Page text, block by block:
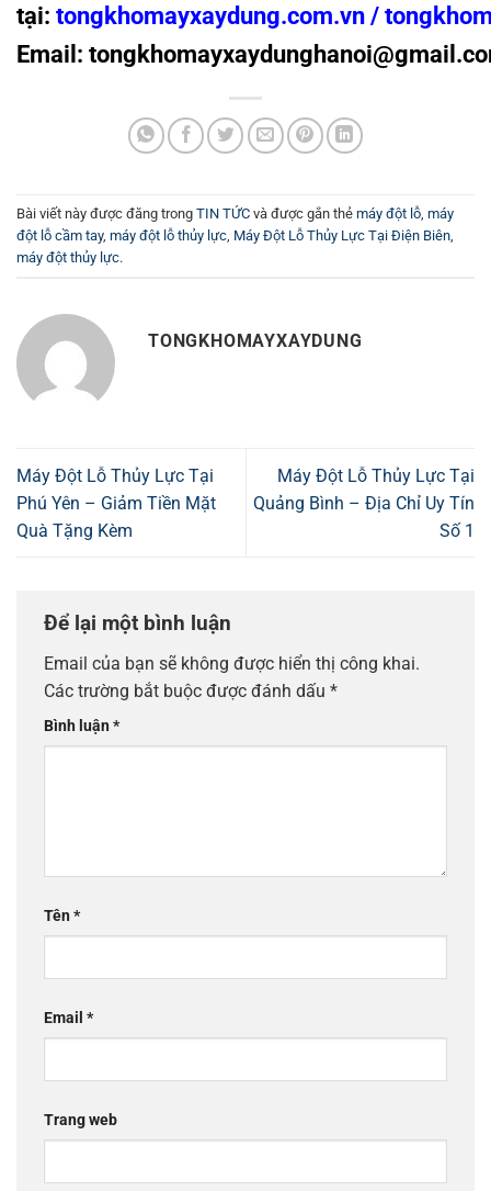
tại: tongkhomayxaydung.com.vn /
Email:
Bài viết này được đăng trong TIN TỨC và được gắn thẻ máy đột lỗ máy
đột lỗ cầm tay, máy đột lỗ thủy lực Máy Đột Lỗ Thủy Lực Tại Điện Biên
máy đột thủy lực.
TONGKHOMAYXAYDUNG
Máy Đột Lỗ Thủy Lực Tại
Phú Yên – Giảm Tiền Mặt
Quà Tặng Kèm
Máy Đột Lỗ Thủy Lực Tại
Quảng Bình – Địa Chỉ Uy Tín
Số 1
Để lại một bình luận
Email của bạn sẽ không được hiển thị công khai.
Các trường bắt buộc được đánh dấu *
Bình luận*
Tên*
Email *
Trang web